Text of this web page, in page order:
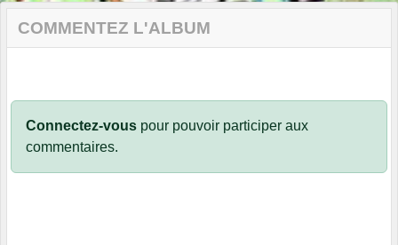
COMMENTEZ L'ALBUM
Connectez-vous pour pouvoir participer aux
commentaires.